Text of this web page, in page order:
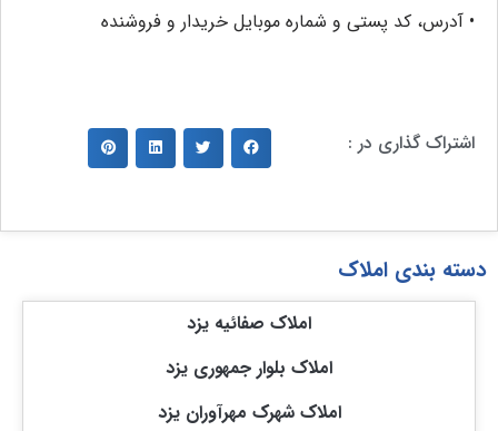
• آدرس، کد پستی و شماره موبایل خریدار و فروشنده
اشتراک گذاری در :
دسته بندی املاک
املاک صفائیه یزد
املاک بلوار جمهوری یزد
املاک شهرک مهرآوران یزد